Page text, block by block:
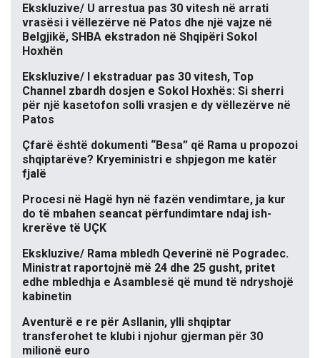
Ekskluzive/ U arrestua pas 30 vitesh në arrati
vrasësi i vëllezërve në Patos dhe një vajze në
Belgjikë, SHBA ekstradon në Shqipëri Sokol
Hoxhën
Ekskluzive/ I ekstraduar pas 30 vitesh, Top
Channel zbardh dosjen e Sokol Hoxhës: Si sherri
për një kasetofon solli vrasjen e dy vëllezërve në
Patos
Çfarë është dokumenti “Besa” që Rama u propozoi
shqiptarëve? Kryeministri e shpjegon me katër
fjalë
Procesi në Hagë hyn në fazën vendimtare, ja kur
do të mbahen seancat përfundimtare ndaj ish-
krerëve të UÇK
Ekskluzive/ Rama mbledh Qeverinë në Pogradec.
Ministrat raportojnë më 24 dhe 25 gusht, pritet
edhe mbledhja e Asamblesë që mund të ndryshojë
kabinetin
Aventurë e re për Asllanin, ylli shqiptar
transferohet te klubi i njohur gjerman për 30
milionë euro